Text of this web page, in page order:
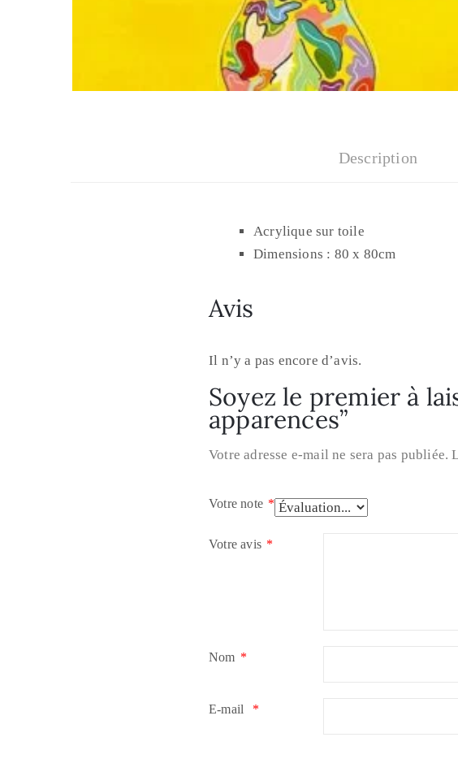
Description
Acrylique sur toile
Dimensions : 80 x 80cm
Avis
Il n’y a pas encore d’avis.
Soyez le premier à
apparences”
Votre adresse e-mail ne sera pas publiée.
Votre note *
Votre avis *
Nom *
E-mail *